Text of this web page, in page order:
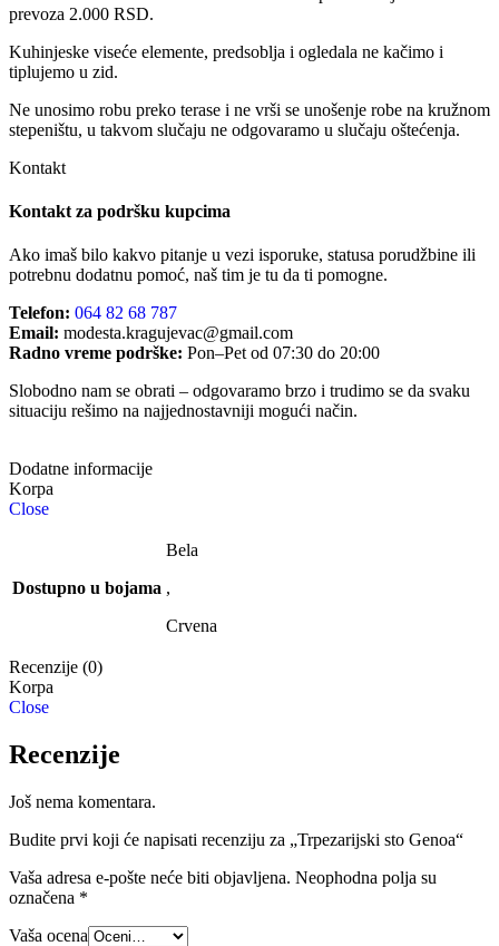
prevoza 2.000 RSD.
Kuhinjeske viseće elemente, predsoblja i ogledala ne kačimo i
tiplujemo u zid.
Ne unosimo robu preko terase i ne vrši se unošenje robe na kružnom
stepeništu, u takvom slučaju ne odgovaramo u slučaju oštećenja.
Kontakt
Kontakt za podršku kupcima
Ako imaš bilo kakvo pitanje u vezi isporuke, statusa porudžbine ili
potrebnu dodatnu pomoć, naš tim je tu da ti pomogne.
Telefon: 064 82 68 787
Email: modesta.kragujevac@gmail.com
Radno vreme podrške: Pon–Pet od 07:30 do 20:00
Slobodno nam se obrati – odgovaramo brzo i trudimo se da svaku
situaciju rešimo na najjednostavniji mogući način.
Dodatne informacije
Close
Dostupno u bojama
Bela
,
Crvena
Recenzije (0)
Close
Recenzije
Još nema komentara.
Budite prvi koji će napisati recenziju za „Trpezarijski sto Genoa“
Vaša adresa e-pošte neće biti objavljena. Neophodna polja su
označena *
Vaša ocena